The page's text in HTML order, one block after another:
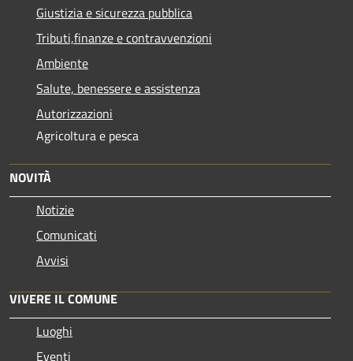
Giustizia e sicurezza pubblica
Tributi,finanze e contravvenzioni
Ambiente
Salute, benessere e assistenza
Autorizzazioni
Agricoltura e pesca
NOVITÀ
Notizie
Comunicati
Avvisi
VIVERE IL COMUNE
Luoghi
Eventi